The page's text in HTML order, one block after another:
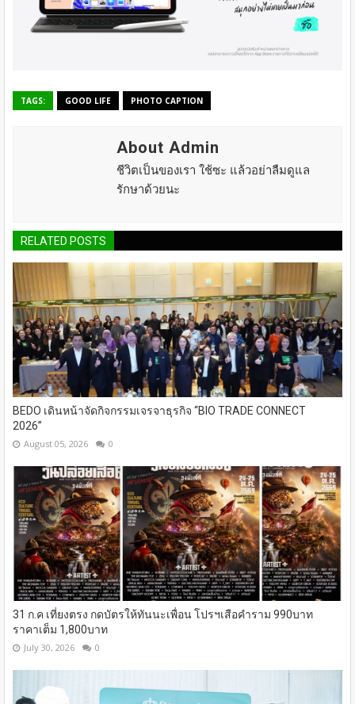
TAGS: GOOD LIFE PHOTO CAPTION
About Admin
ชีวิตเป็นของเรา ใช้ซะ แล้วอย่าลืมดูแล
รักษาด้วยนะ
RELATED POSTS
BEDO เดินหน้าจัดกิจกรรมเจรจาธุรกิจ “BIO TRADE CONNECT
2026”
August 05, 2026 0
31 ก.ค เที่ยงตรง กดบัตรให้ทันนะเพื่อน โปรฯเสือคำราม 990บาท
ราคาเต็ม 1,800บาท
July 30, 2026 0